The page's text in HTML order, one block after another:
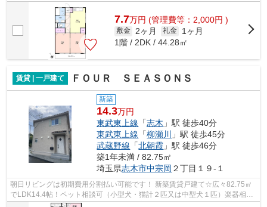
アコン・モニター付きインターホン●徒歩...
7.7万円 (管理費等：2,000円 )
敷金 2ヶ月 礼金
1ヶ月
1階 / 2DK / 44.28㎡
賃貸 | 一戸建て ＦＯＵＲ ＳＥＡＳＯＮＳ
新築
14.3万円
東武東上線 「志木 」駅 徒歩40分
東武東上線 「柳瀬川
」駅 徒歩45分
武蔵野線 「北朝霞 」駅 徒歩46分
築1年未満 / 82.75㎡
埼玉県志木市中宗岡 ２丁目１９-１
朝日リビングは初期費用分割払い可能です！ 新築賃貸戸建て☆広々82.75㎡
でLDK14.4帖！ペット相談可（小型犬・猫計２匹又は中型犬１匹）楽器相談
可●駐車場付きでファミリーにも◎EV車充...